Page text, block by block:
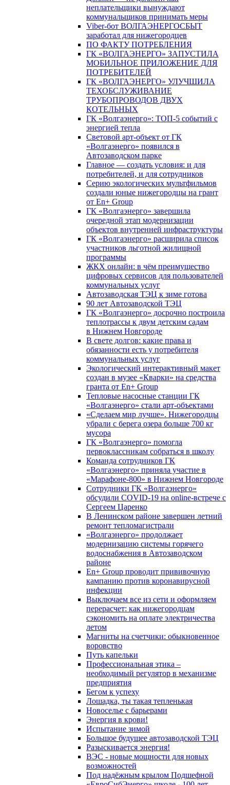
неплательщики вынуждают
коммунальщиков принимать меры
Viber-бот ВОЛГАЭНЕРГОСБЫТ
заработал для нижегородцев
ПО ФАКТУ ПОТРЕБЛЕНИЯ
ГК «ВОЛГАЭНЕРГО» ЗАПУСТИЛА
МОБИЛЬНОЕ ПРИЛОЖЕНИЕ ДЛЯ
ПОТРЕБИТЕЛЕЙ
ГК «ВОЛГАЭНЕРГО» УЛУЧШИЛА
ТЕХОБСЛУЖИВАНИЕ
ТРУБОПРОВОДОВ ДВУХ
КОТЕЛЬНЫХ
ГК «Волгаэнерго»: ТОП-5 событий с
энергией тепла
Световой арт-объект от ГК
«Волгаэнерго» появился в
Автозаводском парке
Главное — создать условия: и для
потребителей, и для сотрудников
Серию экологических мультфильмов
создали юные нижегородцы на грант
от En+ Group
ГК «Волгаэнерго» завершила
очередной этап модернизации
объектов внутренней инфраструктуры
ГК «Волгаэнерго» расширила список
участников льготной жилищной
программы
ЖКХ онлайн: в чём преимущество
цифровых сервисов для пользователей
коммунальных услуг
Автозаводская ТЭЦ к зиме готова
90 лет Автозаводской ТЭЦ
ГК «Волгаэнерго» досрочно построила
теплотрассы к двум детским садам
в Нижнем Новгороде
В свете долгов: какие права и
обязанности есть у потребителя
коммунальных услуг
Экологический интерактивный макет
создан в музее «Кварки» на средства
гранта от En+ Group
Тепловые насосные станции ГК
«Волгаэнерго» стали арт-объектами
«Сделаем мир лучше». Нижегородцы
убрали с берега озера больше 700 кг
мусора
ГК «Волгаэнерго» помогла
первоклассникам собраться в школу
Команда сотрудников ГК
«Волгаэнерго» приняла участие в
«Марафоне-800» в Нижнем Новгороде
Сотрудники ГК «Волгаэнерго»
обсудили COVID-19 на online-встрече с
Сергеем Царенко
В Ленинском районе завершен летний
ремонт тепломагистрали
«Волгаэнерго» продолжает
модернизацию системы горячего
водоснабжения в Автозаводском
районе
En+ Group проводит прививочную
кампанию против коронавирусной
инфекции
Выключаем все из сети и оформляем
перерасчет: как нижегородцам
сэкономить на оплате электричества
летом
Магниты на счетчики: обыкновенное
воровство
Путь капельки
Профессиональная этика –
необходимый регулятор в механизме
предприятия
Бегом к успеху
Лошадка, ты такая тепленькая
Новоселье с барьерами
Энергия в крови!
Испытание зимой
Большое будущее автозаводской ТЭЦ
Разыскивается энергия!
ВЭС - новые мощности для новых
возможностей
Под надёжным крылом Подшефной